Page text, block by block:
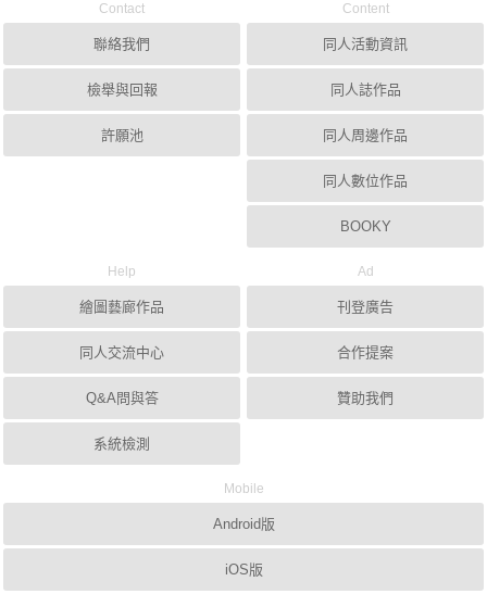
Contact
聯絡我們
檢舉與回報
許願池
Content
同人活動資訊
同人誌作品
同人周邊作品
同人數位作品
BOOKY
Help
繪圖藝廊作品
同人交流中心
Q&A問與答
系統檢測
Ad
刊登廣告
合作提案
贊助我們
Mobile
Android版
iOS版